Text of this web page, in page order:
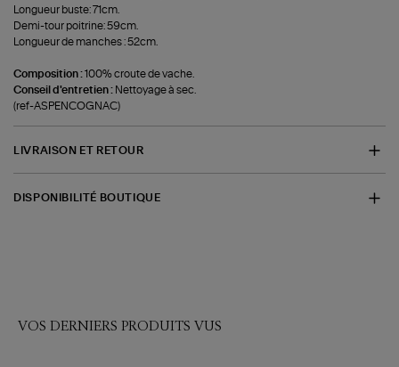
Longueur buste: 71cm.
Demi-tour poitrine: 59cm.
Longueur de manches : 52cm.
Composition :100% croute de vache.
Conseil d'entretien : Nettoyage à sec.
(ref-ASPENCOGNAC)
LIVRAISON ET RETOUR
DISPONIBILITÉ BOUTIQUE
VOS DERNIERS PRODUITS VUS